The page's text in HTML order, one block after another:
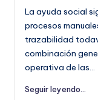
La ayuda social
procesos
trazabilidad
combinación
operativa de las…
Seguir leyendo...